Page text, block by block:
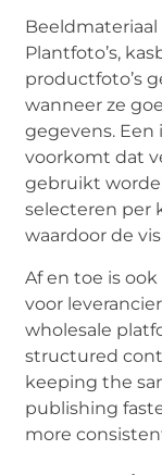
Plantfoto’s,
productfoto’s
wanneer ze
gegevens. Een
voorkomt dat
gebruikt
selecteren per
waardoor de
Af en toe is
voor
wholesale
structured
keeping the
publishing
more